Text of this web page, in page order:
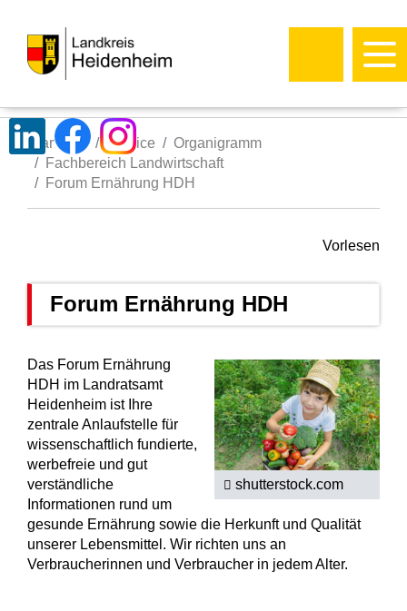
Startseite Service
Organigramm
Fachbereich Landwirtschaft
Forum Ernährung HDH
Vorlesen
Forum Ernährung HDH
shutterstock.com
Das Forum Ernährung
HDH im Landratsamt
Heidenheim ist Ihre
zentrale Anlaufstelle für
wissenschaftlich fundierte,
werbefreie und gut
verständliche
Informationen rund um
gesunde Ernährung sowie die Herkunft und Qualität
unserer Lebensmittel. Wir richten uns an
Verbraucherinnen und Verbraucher in jedem Alter.